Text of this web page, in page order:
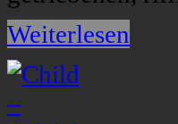
Weiterlesen